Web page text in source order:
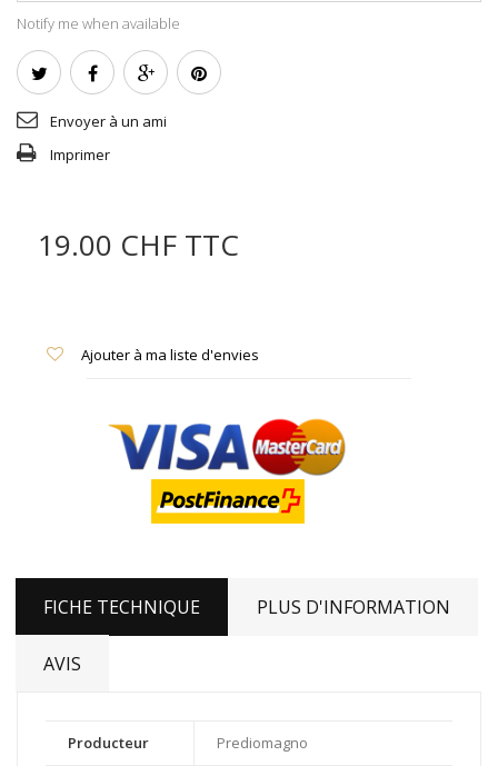
Notify me when available
Envoyer à un ami
Imprimer
19.00 CHF TTC
Ajouter à ma liste d'envies
FICHE TECHNIQUE PLUS D'INFORMATION
AVIS
Producteur Prediomagno